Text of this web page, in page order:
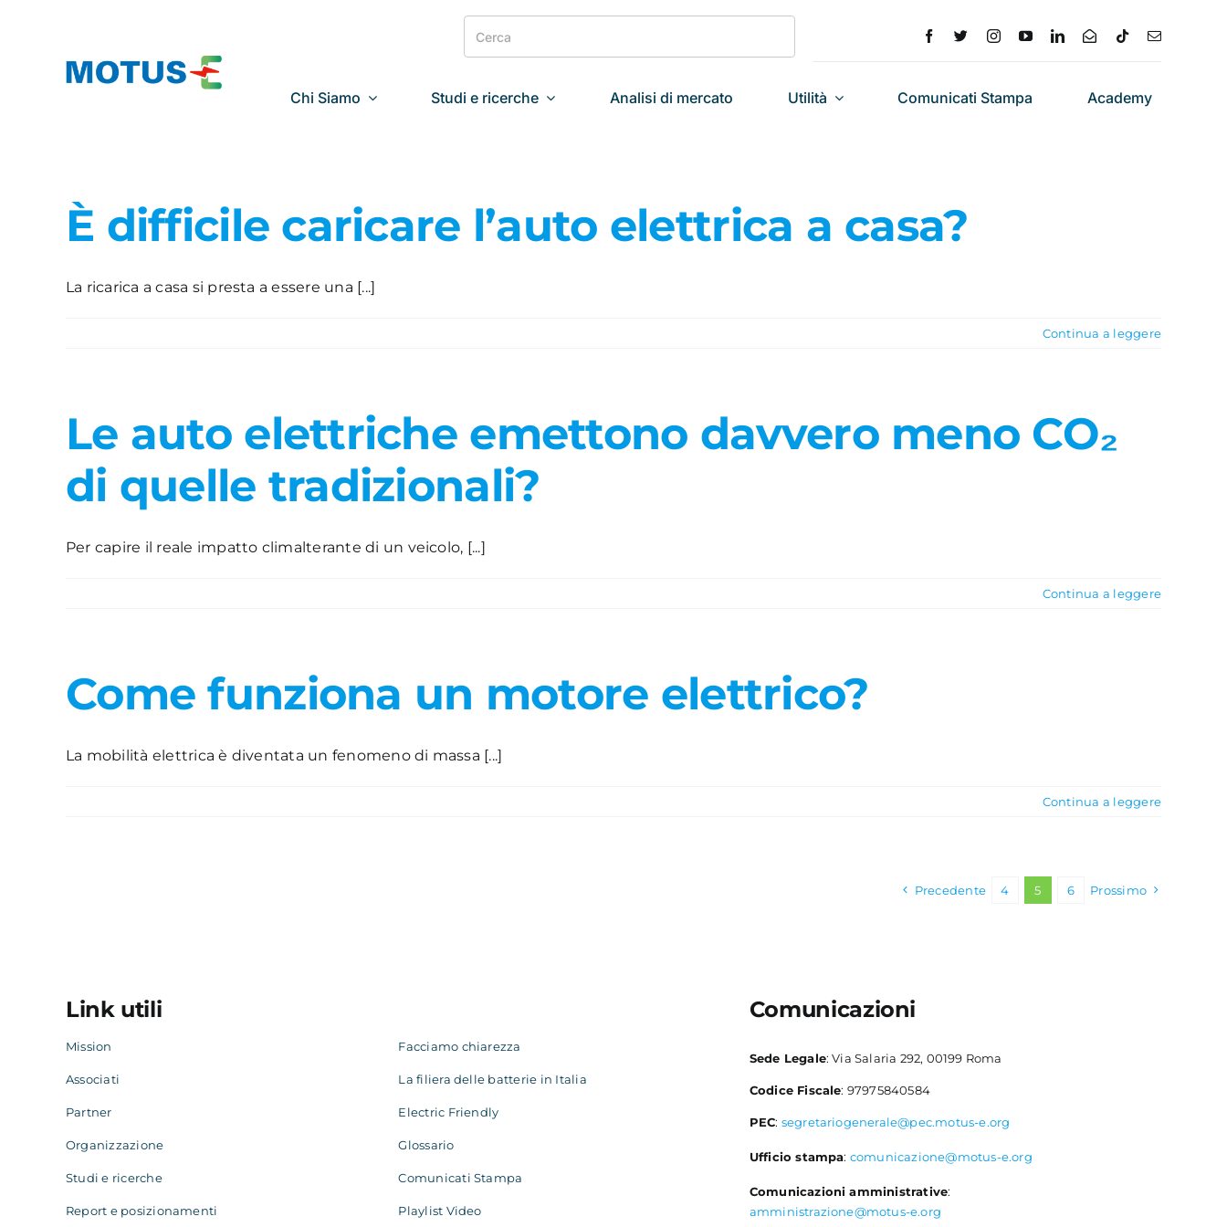
contenuto
Search
for:
Chi Siamo Studi e ricerche Analisi di mercato Utilità Comunicati Stampa Academy
È difficile caricare l’auto elettrica a casa?
La ricarica a casa si presta a essere una [...]
Continua a leggere
Le auto elettriche emettono davvero meno CO₂
di quelle tradizionali?
Per capire il reale impatto climalterante di un veicolo, [...]
Continua a leggere
Come funziona un motore elettrico?
La mobilità elettrica è diventata un fenomeno di massa [...]
Continua a leggere
Precedente 4 5 6 Prossimo
Link utili
Mission
Associati
Partner
Organizzazione
Studi e ricerche
Report e posizionamenti
Facciamo chiarezza
La filiera delle batterie in Italia
Electric Friendly
Glossario
Comunicati Stampa
Playlist Video
Comunicazioni
Sede Legale: Via Salaria 292, 00199 Roma
Codice Fiscale: 97975840584
PEC: segretariogenerale@pec.motus-e.org
Ufficio stampa: comunicazione@motus-e.org
Comunicazioni amministrative:
amministrazione@motus-e.org